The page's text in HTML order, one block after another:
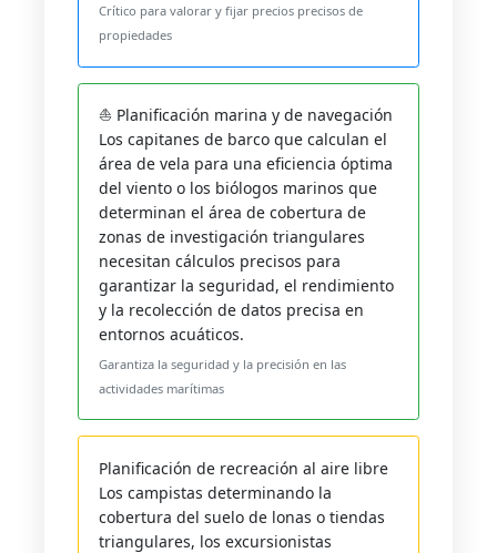
Crítico para valorar y fijar precios precisos de
propiedades
⛵ Planificación marina y de navegación
Los capitanes de barco que calculan el
área de vela para una eficiencia óptima
del viento o los biólogos marinos que
determinan el área de cobertura de
zonas de investigación triangulares
necesitan cálculos precisos para
garantizar la seguridad, el rendimiento
y la recolección de datos precisa en
entornos acuáticos.
Garantiza la seguridad y la precisión en las
actividades marítimas
Planificación de recreación al aire libre
Los campistas determinando la
cobertura del suelo de lonas o tiendas
triangulares, los excursionistas